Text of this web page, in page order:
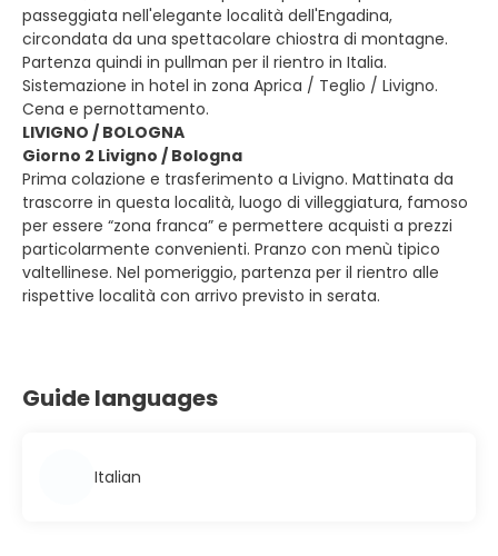
passeggiata nell'elegante località dell'Engadina,
circondata da una spettacolare chiostra di montagne.
Partenza quindi in pullman per il rientro in Italia.
Sistemazione in hotel in zona Aprica / Teglio / Livigno.
Cena e pernottamento.
LIVIGNO / BOLOGNA
Giorno 2 Livigno / Bologna
Prima colazione e trasferimento a Livigno. Mattinata da
trascorre in questa località, luogo di villeggiatura, famoso
per essere “zona franca” e permettere acquisti a prezzi
particolarmente convenienti. Pranzo con menù tipico
valtellinese. Nel pomeriggio, partenza per il rientro alle
rispettive località con arrivo previsto in serata.
Guide languages
Italian